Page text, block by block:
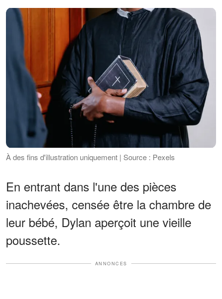
À des fins d'illustration uniquement | Source : Pexels
En entrant dans l'une des pièces
inachevées, censée être la chambre de
leur bébé, Dylan aperçoit une vieille
poussette.
ANNONCES